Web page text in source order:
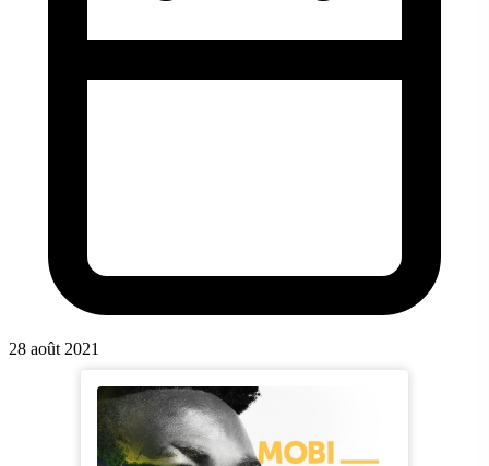
28 août 2021